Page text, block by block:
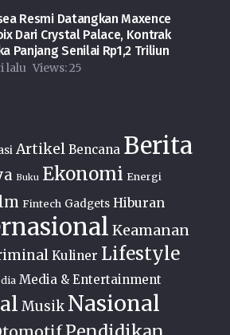
Resmi Datangkan Maxence
Dari Crystal Palace, Kontrak
Panjang Senilai Rp1,2 Triliun
lalu Views:25
Artikel Bencana Berita
Buku Ekonomi Energi
Fintech Gadgets Hiburan
Keamanan
Kuliner Lifestyle
Media & Entertainment
Musik Nasional